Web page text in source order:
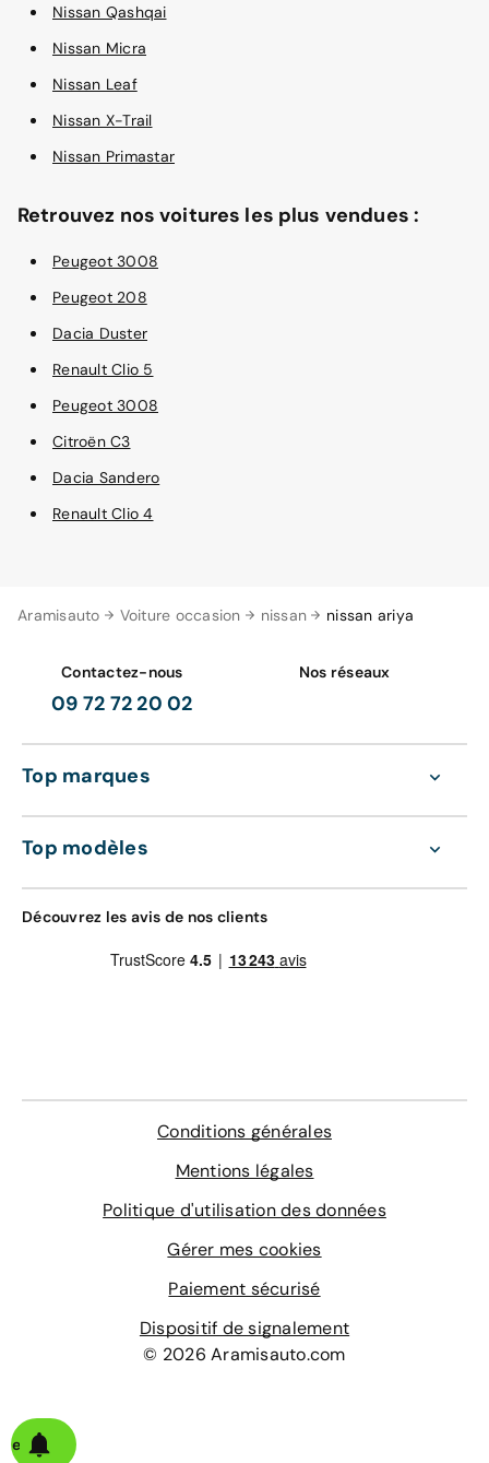
Aramisauto Voiture occasion nissan nissan ariya
Nissan Qashqai
Nissan Micra
Nissan Leaf
Nissan X-Trail
Nissan Primastar
Retrouvez nos voitures les plus vendues :
Peugeot 3008
Peugeot 208
Dacia Duster
Renault Clio 5
Peugeot 3008
Citroën C3
Dacia Sandero
Renault Clio 4
Contactez-nous
09 72 72 20 02
Nos réseaux
Top marques
Top modèles
Découvrez les avis de nos clients
Conditions générales
Mentions légales
Politique d'utilisation des données
Gérer mes cookies
Paiement sécurisé
Dispositif de signalement
© 2026 Aramisauto.com